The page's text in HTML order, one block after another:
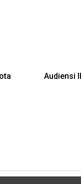
Audiensi